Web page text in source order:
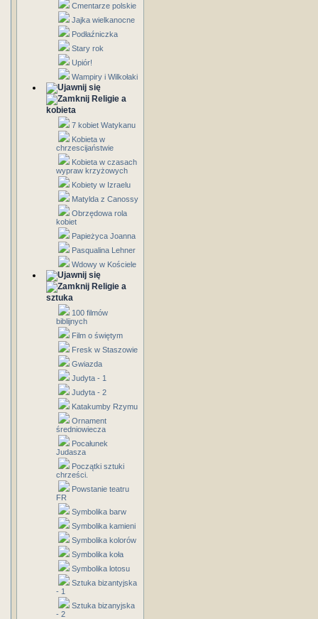
Cmentarze polskie
Jajka wielkanocne
Podłaźniczka
Stary rok
Upiór!
Wampiry i Wilkołaki
Religie a
kobieta
7 kobiet Watykanu
Kobieta w
chrzescijaństwie
Kobieta w czasach
wypraw krzyżowych
Kobiety w Izraelu
Matylda z Canossy
Obrzędowa rola
kobiet
Papieżyca Joanna
Pasqualina Lehner
Wdowy w Kościele
Religie a
sztuka
100 filmów
biblijnych
Film o świętym
Fresk w Staszowie
Gwiazda
Judyta - 1
Judyta - 2
Katakumby Rzymu
Ornament
średniowiecza
Pocałunek
Judasza
Początki sztuki
chrześci.
Powstanie teatru
FR
Symbolika barw
Symbolika kamieni
Symbolika kolorów
Symbolika koła
Symbolika lotosu
Sztuka bizantyjska
- 1
Sztuka bizanyjska
- 2